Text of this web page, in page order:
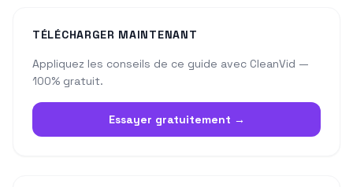
TÉLÉCHARGER MAINTENANT
Appliquez les conseils de ce guide avec CleanVid —
100% gratuit.
Essayer gratuitement →